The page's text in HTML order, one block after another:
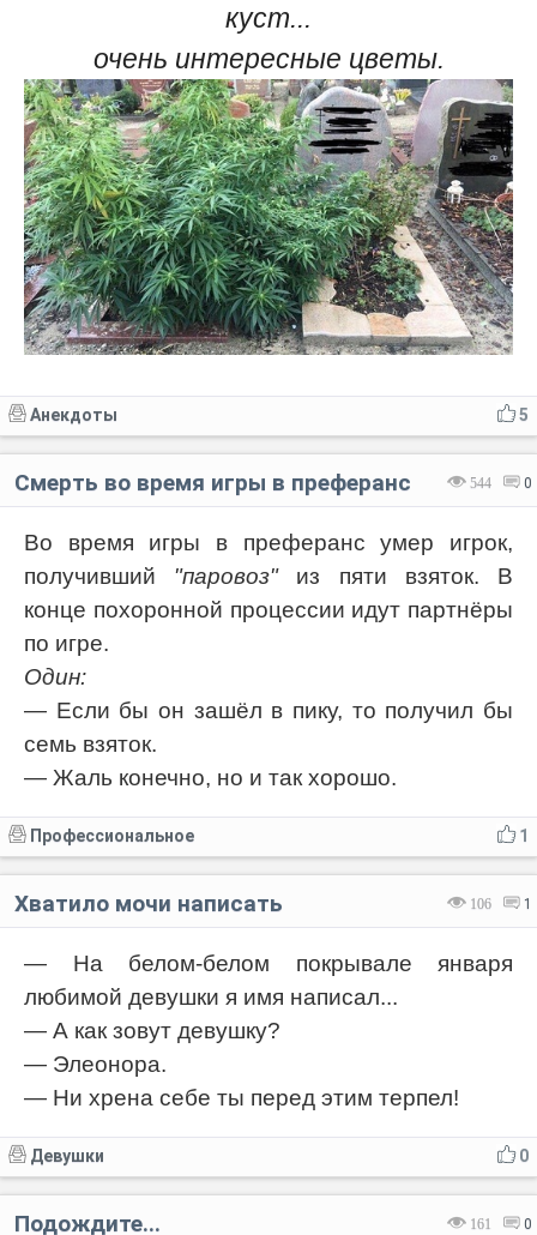
куст...
очень интересные цветы.
5
Анекдоты
544 0
Смерть во время игры в преферанс
Во время игры в преферанс умер игрок,
получивший "паровоз"из пяти взяток. В
конце похоронной процессии идут партнёры
по игре.
Один:
— Если бы он зашёл в пику, то получил бы
семь взяток.
— Жаль конечно, но и так хорошо.
1
Профессиональное
106 1
Хватило мочи написать
— На белом-белом покрывале января
любимой девушки я имя написал...
— А как зовут девушку?
— Элеонора.
— Ни хрена себе ты перед этим терпел!
0
Девушки
161 0
Подождите...